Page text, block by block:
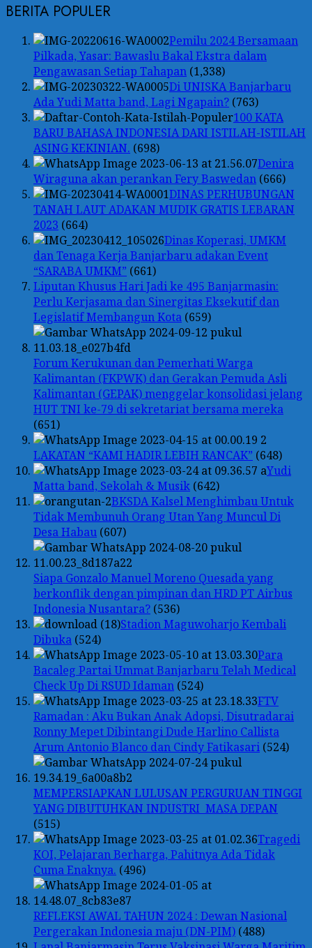
BERITA POPULER
Pemilu 2024 Bersamaan
Pilkada, Yasar: Bawaslu Bakal Ekstra dalam
Pengawasan Setiap Tahapan (1,338)
Di UNISKA Banjarbaru
Ada Yudi Matta band, Lagi Ngapain? (763)
100 KATA
BARU BAHASA INDONESIA DARI ISTILAH-ISTILAH
ASING KEKINIAN. (698)
Denira
Wiraguna akan perankan Fery Baswedan (666)
DINAS PERHUBUNGAN
TANAH LAUT ADAKAN MUDIK GRATIS LEBARAN
2023 (664)
Dinas Koperasi, UMKM
dan Tenaga Kerja Banjarbaru adakan Event
“SARABA UMKM” (661)
Liputan Khusus Hari Jadi ke 495 Banjarmasin:
Perlu Kerjasama dan Sinergitas Eksekutif dan
Legislatif Membangun Kota (659)
Forum Kerukunan dan Pemerhati Warga
Kalimantan (FKPWK) dan Gerakan Pemuda Asli
Kalimantan (GEPAK) menggelar konsolidasi jelang
HUT TNI ke-79 di sekretariat bersama mereka
(651)
LAKATAN “KAMI HADIR LEBIH RANCAK” (648)
Yudi
Matta band, Sekolah & Musik (642)
BKSDA Kalsel Menghimbau Untuk
Tidak Membunuh Orang Utan Yang Muncul Di
Desa Habau (607)
Siapa Gonzalo Manuel Moreno Quesada yang
berkonflik dengan pimpinan dan HRD PT Airbus
Indonesia Nusantara? (536)
Stadion Maguwoharjo Kembali
Dibuka (524)
Para
Bacaleg Partai Ummat Banjarbaru Telah Medical
Check Up Di RSUD Idaman (524)
FTV
Ramadan : Aku Bukan Anak Adopsi, Disutradarai
Ronny Mepet Dibintangi Dude Harlino Callista
Arum Antonio Blanco dan Cindy Fatikasari (524)
MEMPERSIAPKAN LULUSAN PERGURUAN TINGGI
YANG DIBUTUHKAN INDUSTRI MASA DEPAN
(515)
Tragedi
KOI, Pelajaran Berharga, Pahitnya Ada Tidak
Cuma Enaknya. (496)
REFLEKSI AWAL TAHUN 2024 : Dewan Nasional
Pergerakan Indonesia maju (DN-PIM) (488)